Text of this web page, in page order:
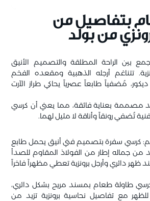
بتفاصيل من
من بولد
بين الراحة المطلقة والتصميم الأنيق
تتناغم أرجله الذهبية ومقعده الفخم
مُضفياً طابعاً عصرياً يحاكي طراز الآرت
مصممة بعناية فائقة، مما يعني أن كرسي
تُضفي رونقاً وأناقة لا مثيل لهما.
كرسي سفرة بتصميم فني أنيق يحمل طابع
من جماله إطار من الفولاذ المقاوم للصدأ
ظهر دائري وأرجل برونزية تعطي مظهراً فاخراً
كرسي طاولة طعام بمسند مريح بشكل دائري،
للظهر مع تفاصيل نحاسية برونزية تزيد من